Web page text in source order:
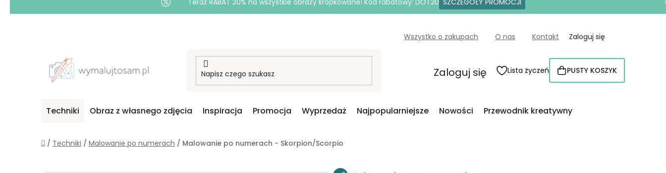
Teraz RABAT 20% na wszystkie obrazy kropkowane! Kod rabatowy: DOT20 SZCZEGÓŁY PROMOCJI
Wszystko o zakupach O nas Kontakt Zaloguj się
Zaloguj się Lista życzeń KOSZYK
PUSTY KOSZYK
Techniki Obraz z własnego zdjęcia Inspiracja Promocja Wyprzedaż Najpopularniejsze Nowości Przewodnik kreatywny
Home
/ Techniki / Malowanie po numerach / Malowanie po numerach - Skorpion/Scorpio